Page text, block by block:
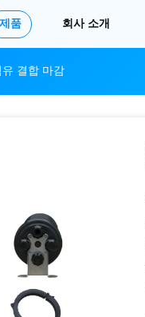
제품 회사 소개
결합 마감